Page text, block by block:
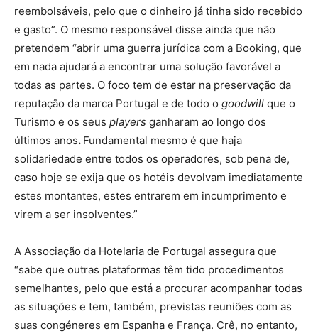
reembolsáveis, pelo que o dinheiro já tinha sido recebido
e gasto”. O mesmo responsável disse ainda que não
pretendem “abrir uma guerra jurídica com a Booking, que
em nada ajudará a encontrar uma solução favorável a
todas as partes. O foco tem de estar na preservação da
reputação da marca Portugal e de todo o goodwill que o
Turismo e os seus players ganharam ao longo dos
últimos anos. Fundamental mesmo é que haja
solidariedade entre todos os operadores, sob pena de,
caso hoje se exija que os hotéis devolvam imediatamente
estes montantes, estes entrarem em incumprimento e
virem a ser insolventes.”
A Associação da Hotelaria de Portugal assegura que
“sabe que outras plataformas têm tido procedimentos
semelhantes, pelo que está a procurar acompanhar todas
as situações e tem, também, previstas reuniões com as
suas congéneres em Espanha e França. Crê, no entanto,